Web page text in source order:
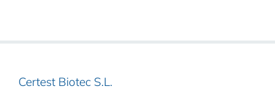
Certest Biotec S.L.